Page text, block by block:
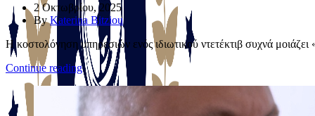
2 Οκτωβρίου, 2025
By Katerina Bitziou
Η κοστολόγηση υπηρεσιών ενός ιδιωτικού ντετέκτιβ συχνά
Continue reading